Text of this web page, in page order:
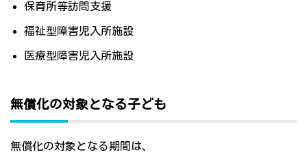
保育所等訪問支援
福祉型障害児入所施設
医療型障害児入所施設
無償化の対象となる子ども
無償化の対象となる期間は、